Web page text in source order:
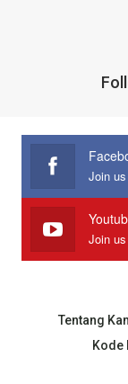
Join
Tentang
Kode